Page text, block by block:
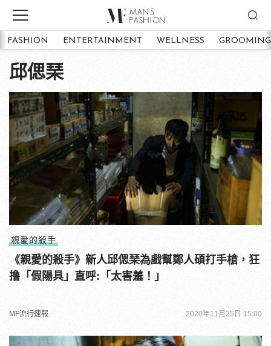
FASHION ENTERTAINMENT WELLNESS GROOMING
邱偲琹
親愛的殺手
《親愛的殺手》新人邱偲琹為戲幫鄭人碩打手槍，狂
撸「假陽具」直呼:「太害羞！」
MF流行速報 2020年11月25日 15:00